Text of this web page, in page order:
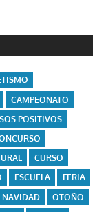
CAMPEONATO
POSITIVOS
CURSO
ESCUELA
FERIA
NAVIDAD
OTOÑO